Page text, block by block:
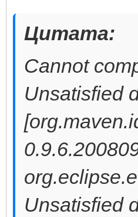
Цитата:
Cannot
Unsatisfied
Unsatisfied